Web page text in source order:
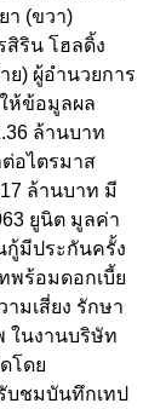
า (ขวา)
สิริน โฮลดิ้ง
ย) ผู้อำนวยการ
ห้ข้อมูลผล
ล้านบาท
อไตรมาส
ล้านบาท มี
ยูนิต มูลค่า
กู้มีประกันครั้ง
พร้อมดอกเบี้ย
มเสี่ยง รักษา
ในงานบริษัท
โดย
บชมบันทึกเทป